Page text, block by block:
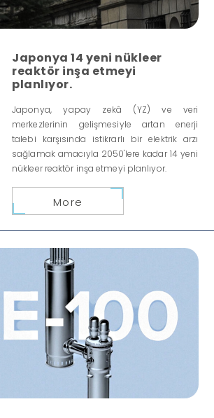
Japonya 14 yeni nükleer
reaktör inşa etmeyi
planlıyor.
Japonya, yapay zekâ (YZ) ve veri
merkezlerinin gelişmesiyle artan enerji
talebi karşısında istikrarlı bir elektrik arzı
sağlamak amacıyla 2050'lere kadar 14 yeni
nükleer reaktör inşa etmeyi planlıyor.
More